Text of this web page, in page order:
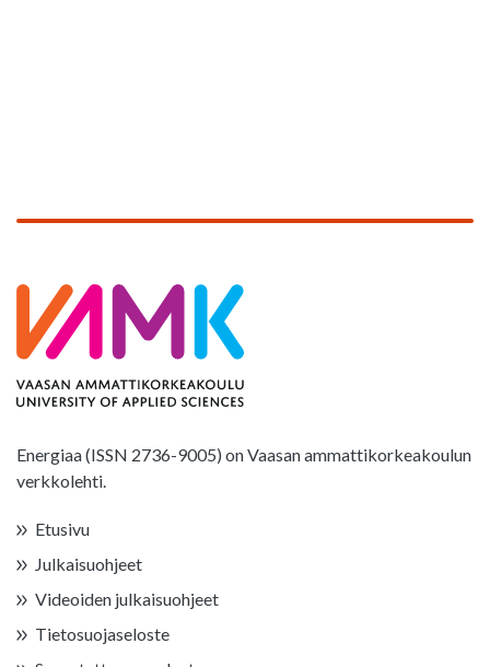
Energiaa (ISSN 2736-9005) on Vaasan ammattikorkeakoulun
verkkolehti.
Etusivu
Julkaisuohjeet
Videoiden julkaisuohjeet
Tietosuojaseloste